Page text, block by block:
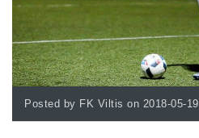
Posted by FK Viltis on 2018-05-19